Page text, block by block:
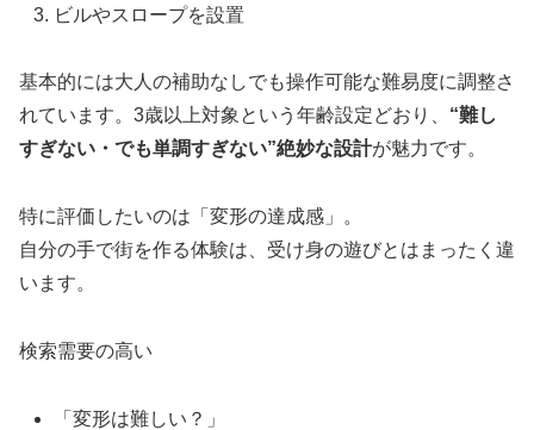
ビルやスロープを設置
基本的には大人の補助なしでも操作可能な難易度に調整さ
れています。3歳以上対象という年齢設定どおり、 “難し
すぎない・でも単調すぎない”絶妙な設計が魅力です。
特に評価したいのは「変形の達成感」。
自分の手で街を作る体験は、受け身の遊びとはまったく違
います。
検索需要の高い
「変形は難しい？」